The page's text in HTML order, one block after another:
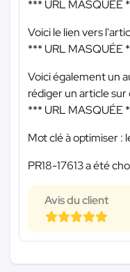
*** URL MASQUÉE
Voici le lien vers
*** URL MASQUÉE
Voici également un
rédiger un article sur
*** URL MASQUÉE
Mot clé à optimiser :
PR18-17613 a été
Avis du client